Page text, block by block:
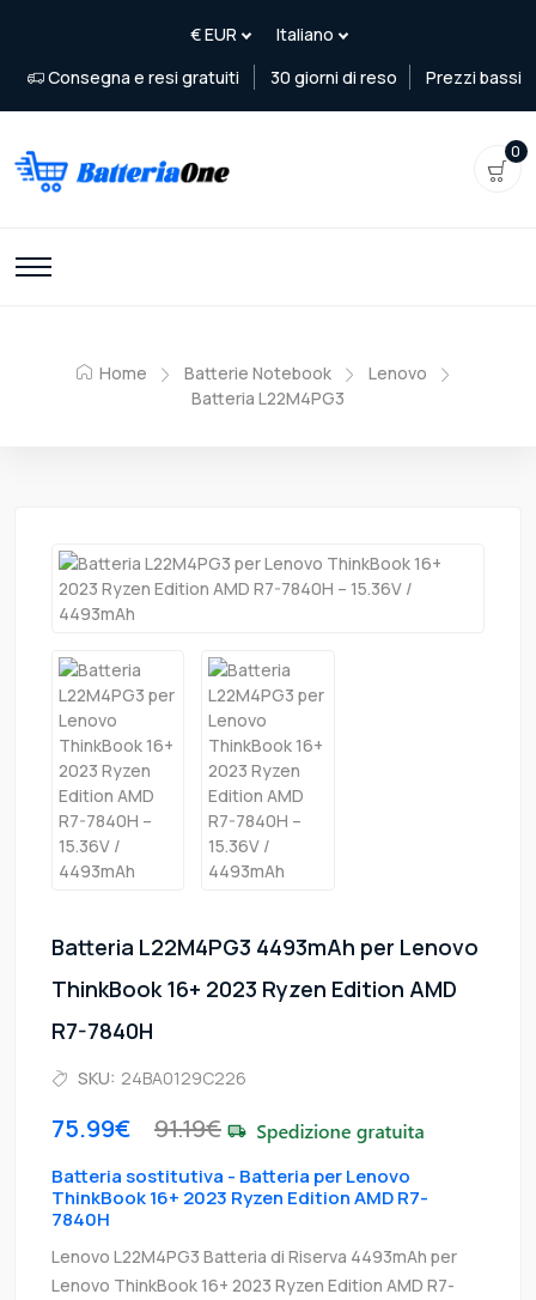
Consegna e resi gratuiti 30 giorni di reso Prezzi bassi
0
Home Batterie Notebook
Lenovo
Batteria L22M4PG3
Batteria L22M4PG3 4493mAh per Lenovo
ThinkBook 16+ 2023 Ryzen Edition AMD
R7-7840H
SKU: 24BA0129C226
75.99€ 91.19€
Batteria sostitutiva - Batteria per Lenovo
ThinkBook 16+ 2023 Ryzen Edition AMD R7-
7840H
Lenovo L22M4PG3 Batteria di Riserva 4493mAh per
Lenovo ThinkBook 16+ 2023 Ryzen Edition AMD R7-